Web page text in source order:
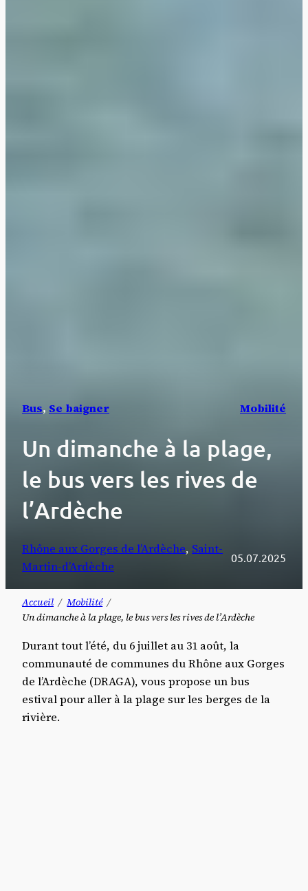
Bus, Se baigner Mobilité
Un dimanche à la plage,
le bus vers les rives de
l’Ardèche
Rhône aux Gorges de l’Ardèche, Saint-
Martin-d’Ardèche
05.07.2025
Accueil
Mobilité
Un dimanche à la plage, le bus vers les rives de l’Ardèche
Durant tout l’été, du 6 juillet au 31 août, la
communauté de communes du Rhône aux Gorges
de l’Ardèche (DRAGA), vous propose un bus
estival pour aller à la plage sur les berges de la
rivière.